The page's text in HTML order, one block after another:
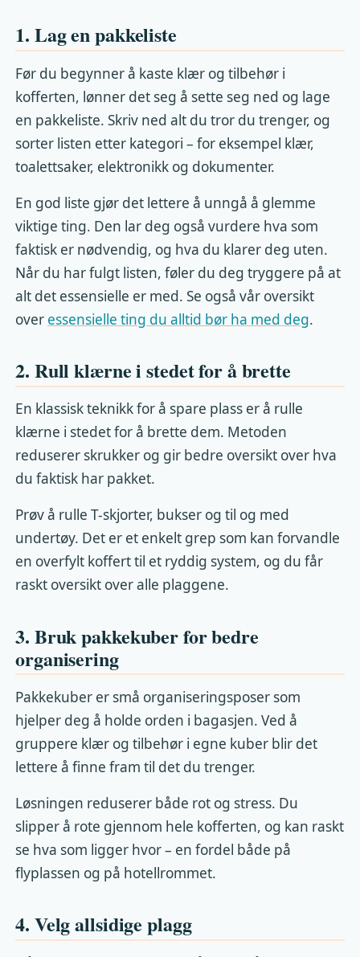
1. Lag en pakkeliste
Før du begynner å kaste klær og tilbehør i
kofferten, lønner det seg å sette seg ned og lage
en pakkeliste. Skriv ned alt du tror du trenger, og
sorter listen etter kategori – for eksempel klær,
toalettsaker, elektronikk og dokumenter.
En god liste gjør det lettere å unngå å glemme
viktige ting. Den lar deg også vurdere hva som
faktisk er nødvendig, og hva du klarer deg uten.
Når du har fulgt listen, føler du deg tryggere på at
alt det essensielle er med. Se også vår oversikt
over essensielle ting du alltid bør ha med deg.
2. Rull klærne i stedet for å brette
En klassisk teknikk for å spare plass er å rulle
klærne i stedet for å brette dem. Metoden
reduserer skrukker og gir bedre oversikt over hva
du faktisk har pakket.
Prøv å rulle T-skjorter, bukser og til og med
undertøy. Det er et enkelt grep som kan forvandle
en overfylt koffert til et ryddig system, og du får
raskt oversikt over alle plaggene.
3. Bruk pakkekuber for bedre
organisering
Pakkekuber er små organiseringsposer som
hjelper deg å holde orden i bagasjen. Ved å
gruppere klær og tilbehør i egne kuber blir det
lettere å finne fram til det du trenger.
Løsningen reduserer både rot og stress. Du
slipper å rote gjennom hele kofferten, og kan raskt
se hva som ligger hvor – en fordel både på
flyplassen og på hotellrommet.
4. Velg allsidige plagg